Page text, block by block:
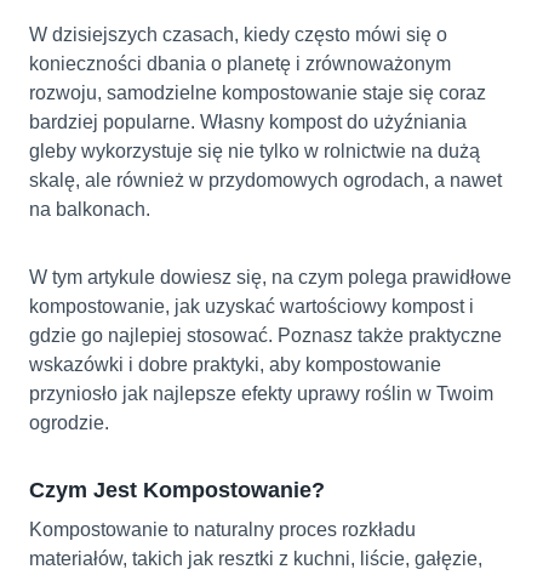
W dzisiejszych czasach, kiedy często mówi się o
konieczności dbania o planetę i zrównoważonym
rozwoju, samodzielne kompostowanie staje się coraz
bardziej popularne. Własny kompost do użyźniania
gleby wykorzystuje się nie tylko w rolnictwie na dużą
skalę, ale również w przydomowych ogrodach, a nawet
na balkonach.
W tym artykule dowiesz się, na czym polega prawidłowe
kompostowanie, jak uzyskać wartościowy kompost i
gdzie go najlepiej stosować. Poznasz także praktyczne
wskazówki i dobre praktyki, aby kompostowanie
przyniosło jak najlepsze efekty uprawy roślin w Twoim
ogrodzie.
Czym Jest Kompostowanie?
Kompostowanie to naturalny proces rozkładu
materiałów, takich jak resztki z kuchni, liście, gałęzie,